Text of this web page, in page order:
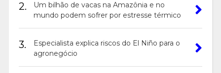
2.
Um bilhão de vacas na Amazônia e no
mundo podem sofrer por estresse térmico
3.
Especialista explica riscos do El Niño para o
agronegócio